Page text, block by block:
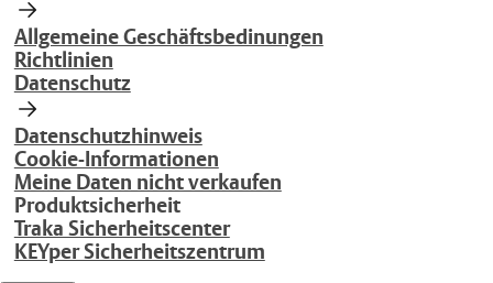
Allgemeine Geschäftsbedinungen
Richtlinien
Datenschutz
Datenschutzhinweis
Cookie-Informationen
Meine Daten nicht verkaufen
Produktsicherheit
Traka Sicherheitscenter
KEYper Sicherheitszentrum